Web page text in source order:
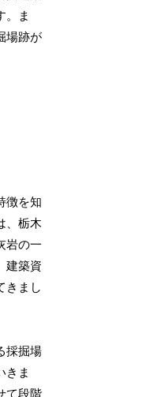
。ま
場跡が
徴を知
、栃木
岩の一
建築資
きまし
採掘場
きま
て段階